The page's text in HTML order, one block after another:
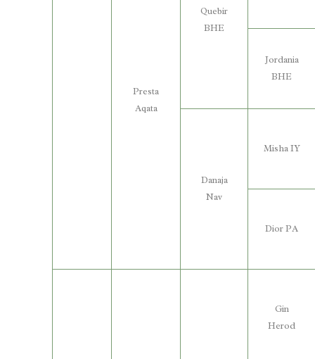
Presta
Aqata
Quebir
BHE
Jordania
BHE
Danaja
Nav
Misha IY
Dior PA
Gin
Herod